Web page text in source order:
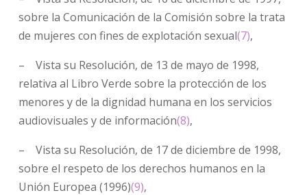
sobre la Comunicación de la Comisión sobre la trata
de mujeres con fines de explotación sexual(7),
– Vista su Resolución, de 13 de mayo de 1998,
relativa al Libro Verde sobre la protección de los
menores y de la dignidad humana en los servicios
audiovisuales y de información(8),
– Vista su Resolución, de 17 de diciembre de 1998,
sobre el respeto de los derechos humanos en la
Unión Europea (1996)(9),